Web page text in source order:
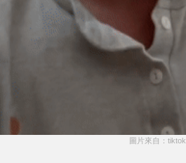
圖片來自：tiktok